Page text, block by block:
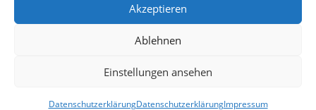
Akzeptieren
Ablehnen
Einstellungen ansehen
DatenschutzerklärungDatenschutzerklärungImpressum
© Copyright 2026 · Auch Ihre Information ist uns wichtig! Haben Sie eine